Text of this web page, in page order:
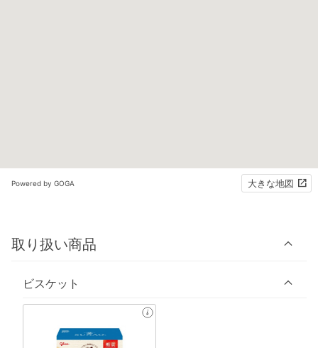
Powered by GOGA 大きな地図
取り扱い商品
ビスケット